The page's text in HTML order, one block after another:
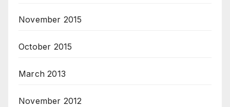
November 2015
October 2015
March 2013
November 2012